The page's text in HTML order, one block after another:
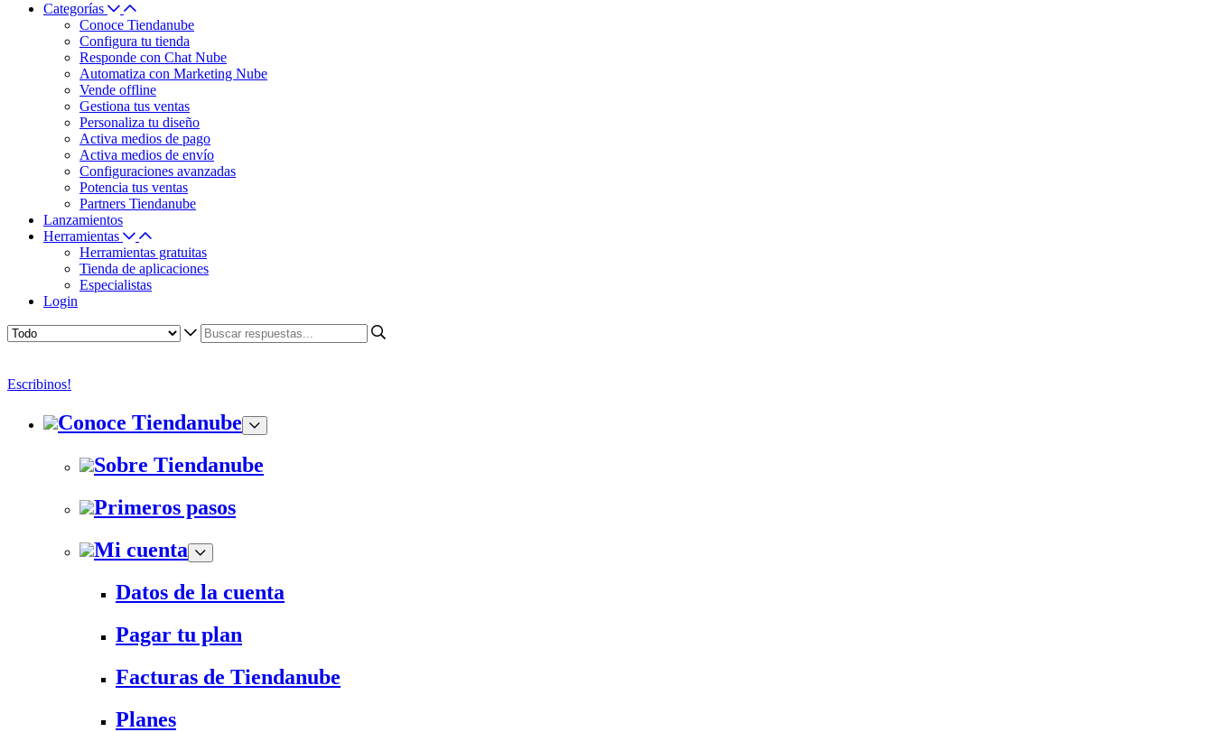
Categorías
Conoce Tiendanube
Configura tu tienda
Responde con Chat Nube
Automatiza con Marketing Nube
Vende offline
Gestiona tus ventas
Personaliza tu diseño
Activa medios de pago
Activa medios de envío
Configuraciones avanzadas
Potencia tus ventas
Partners Tiendanube
Lanzamientos
Herramientas
Herramientas gratuitas
Tienda de aplicaciones
Especialistas
Login
Escribinos!
Conoce Tiendanube
Sobre Tiendanube
Primeros pasos
Mi cuenta
Datos de la cuenta
Pagar tu plan
Facturas de Tiendanube
Planes